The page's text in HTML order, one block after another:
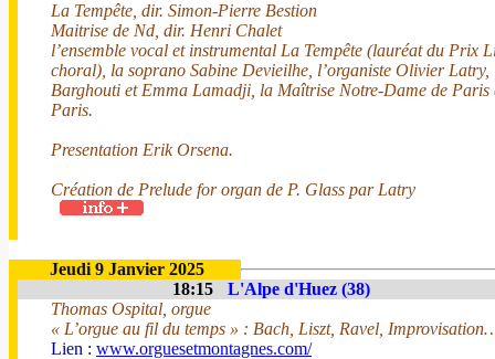
La Tempête, dir. Simon-Pierre Bestion
Maitrise de Nd, dir. Henri Chalet
l’ensemble vocal et instrumental La Tempête (lauréat du Prix
choral), la soprano Sabine Devieilhe, l’organiste Olivier
Barghouti et Emma Lamadji, la Maîtrise Notre-Dame de
Paris.
Presentation Erik Orsena.
Création de Prelude for organ de P. Glass par Latry
Jeudi 9 Janvier 2025
18:15
L'Alpe d'Huez (38)
Thomas Ospital, orgue
« L’orgue au fil du temps » : Bach, Liszt, Ravel,
Lien : www.orguesetmontagnes.com/